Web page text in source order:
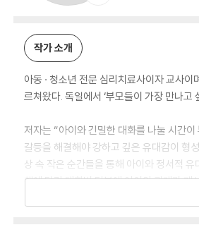
작가 소개
아동 · 청소년 전문 심리치료사이자 교사
르쳐왔다. 독일에서 ‘부모들이 가장 만나
저자는 “아이와 긴밀한 대화를 나눌 시간
갈등을 해결해야 강하고 깊은 유대감이 형
상 속 작은 순간들을 통해 아이와 정서적
책에 담긴 대화법 덕분에 아이와 관계가
지를 확실하게 배우고, 그로 인해 아이는